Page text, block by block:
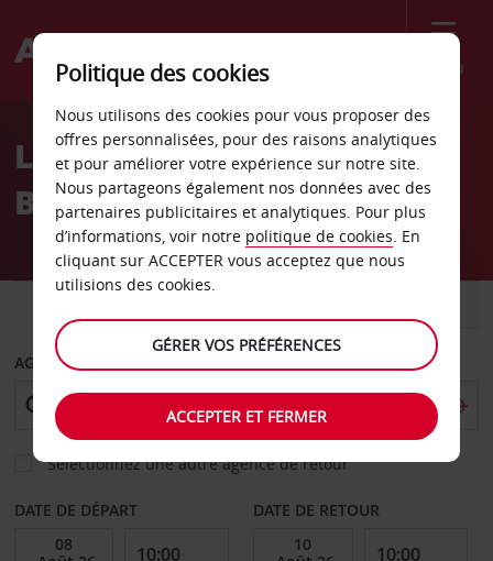
Menu
Welcome
AvisLocation de voiture
Bloemfontein
AGENCE DE DÉPART
Sélectionnez une autre agence de retour
DATE DE DÉPART DATE DE RETOUR
Politique des cookies
Nous utilisons des cookies pour vous proposer des
offres personnalisées, pour des raisons analytiques
et pour améliorer votre expérience sur notre site.
Nous partageons également nos données avec des
partenaires publicitaires et analytiques. Pour plus
d’informations, voir notre politique de cookies. En
cliquant sur ACCEPTER vous acceptez que nous
utilisions des cookies.
GÉRER VOS PRÉFÉRENCES
ACCEPTER ET FERMER